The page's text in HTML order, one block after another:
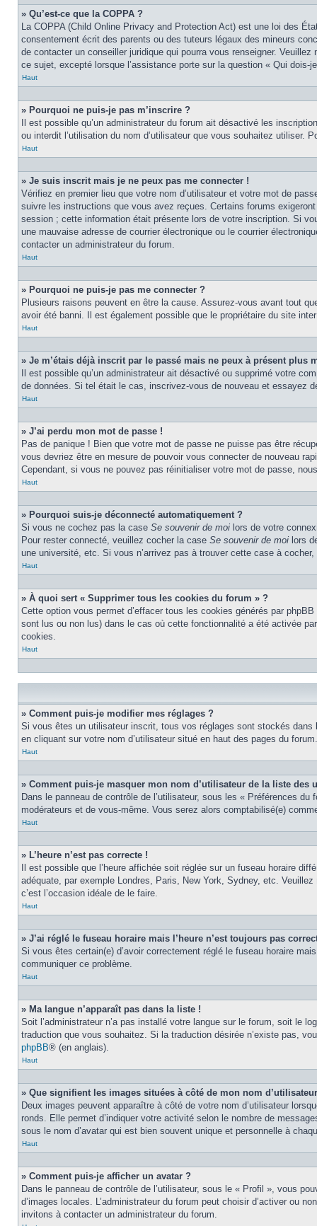
» Qu’est-ce que la COPPA ?
La COPPA (Child Online Privacy and Protection Act) est une loi des
consentement écrit des parents ou des tuteurs légaux des mineurs
de contacter un conseiller juridique qui pourra vous renseigner.
ce sujet, excepté lorsque l’assistance porte sur la question « Qui dois-
Haut
» Pourquoi ne puis-je pas m’inscrire ?
Il est possible qu’un administrateur du forum ait désactivé les
ou interdit l’utilisation du nom d’utilisateur que vous souhaitez utiliser.
Haut
» Je suis inscrit mais je ne peux pas me connecter !
Vérifiez en premier lieu que votre nom d’utilisateur et votre mot de
suivre les instructions que vous avez reçues. Certains forums
session ; cette information était présente lors de votre inscription. Si
une mauvaise adresse de courrier électronique ou le courrier
contacter un administrateur du forum.
Haut
» Pourquoi ne puis-je pas me connecter ?
Plusieurs raisons peuvent en être la cause. Assurez-vous avant tout
avoir été banni. Il est également possible que le propriétaire du site
Haut
» Je m’étais déjà inscrit par le passé mais ne peux à présent plus
Il est possible qu’un administrateur ait désactivé ou supprimé votre
de données. Si tel était le cas, inscrivez-vous de nouveau et essayez
Haut
» J’ai perdu mon mot de passe !
Pas de panique ! Bien que votre mot de passe ne puisse pas être
vous devriez être en mesure de pouvoir vous connecter de nouveau
Cependant, si vous ne pouvez pas réinitialiser votre mot de passe,
Haut
» Pourquoi suis-je déconnecté automatiquement ?
Si vous ne cochez pas la case Se souvenir de moi lors de votre
Pour rester connecté, veuillez cocher la case Se souvenir de moi lors
une université, etc. Si vous n’arrivez pas à trouver cette case à
Haut
» À quoi sert « Supprimer tous les cookies du forum » ?
Cette option vous permet d’effacer tous les cookies générés par
sont lus ou non lus) dans le cas où cette fonctionnalité a été activée
cookies.
Haut
» Comment puis-je modifier mes réglages ?
Si vous êtes un utilisateur inscrit, tous vos réglages sont stockés dans
en cliquant sur votre nom d’utilisateur situé en haut des pages du
Haut
» Comment puis-je masquer mon nom d’utilisateur de la liste des
Dans le panneau de contrôle de l’utilisateur, sous les « Préférences du
modérateurs et de vous-même. Vous serez alors comptabilisé(e)
Haut
» L’heure n’est pas correcte !
Il est possible que l’heure affichée soit réglée sur un fuseau horaire
adéquate, par exemple Londres, Paris, New York, Sydney, etc.
c’est l’occasion idéale de le faire.
Haut
» J’ai réglé le fuseau horaire mais l’heure n’est toujours pas
Si vous êtes certain(e) d’avoir correctement réglé le fuseau horaire
communiquer ce problème.
Haut
» Ma langue n’apparaît pas dans la liste !
Soit l’administrateur n’a pas installé votre langue sur le forum, soit le
traduction que vous souhaitez. Si la traduction désirée n’existe pas,
phpBB® (en anglais).
Haut
» Que signifient les images situées à côté de mon nom
Deux images peuvent apparaître à côté de votre nom d’utilisateur
ronds. Elle permet d’indiquer votre activité selon le nombre de
sous le nom d’avatar qui est bien souvent unique et personnelle à
Haut
» Comment puis-je afficher un avatar ?
Dans le panneau de contrôle de l’utilisateur, sous le « Profil », vous
d’images locales. L’administrateur du forum peut choisir d’activer ou
invitons à contacter un administrateur du forum.